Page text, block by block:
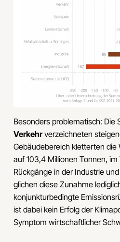
Besonders problematisch: Die
Verkehrverzeichneten
Gebäudebereich kletterten
auf 103,4 Millionen Tonnen, im
Rückgänge in der Industrie
glichen diese Zunahme
konjunkturbedingte
ist dabei kein Erfolg der
Symptom wirtschaftlicher